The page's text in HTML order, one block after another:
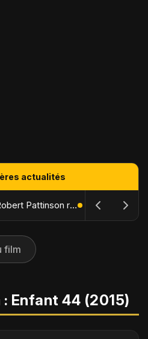
actualités
The Batman : Part II – Robert Pattinson replonge dans les ténèbres de Gotham dès octobre 2027
film
Enfant 44 (2015)